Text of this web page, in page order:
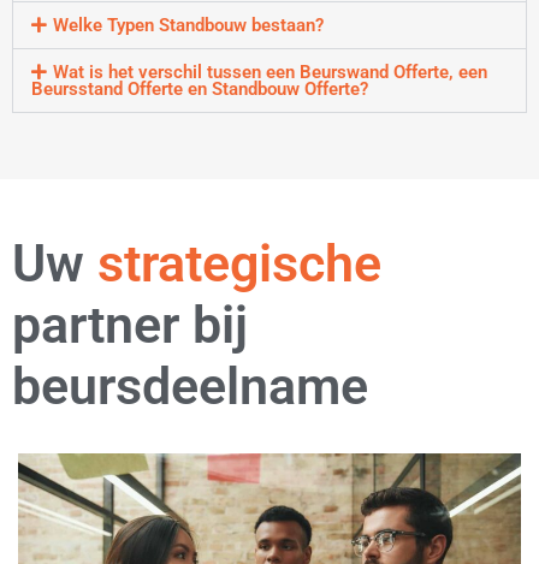
Welke Typen Standbouw bestaan?
Wat is het verschil tussen een Beurswand Offerte, een
Beursstand Offerte en Standbouw Offerte?
Uw flexibele
partner bij
beursdeelname